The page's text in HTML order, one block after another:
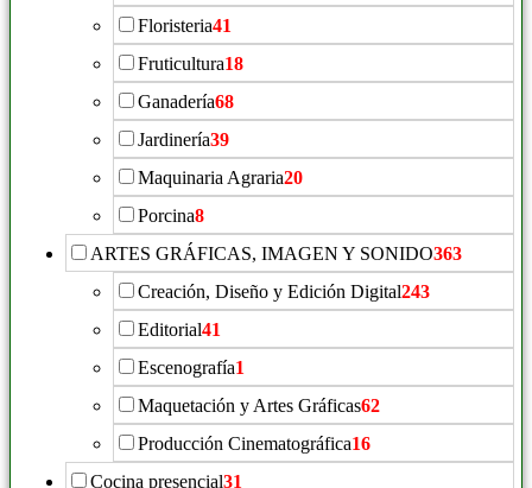
Floristeria41
Fruticultura18
Ganadería68
Jardinería39
Maquinaria Agraria20
Porcina8
ARTES GRÁFICAS, IMAGEN Y SONIDO363
Creación, Diseño y Edición Digital243
Editorial41
Escenografía1
Maquetación y Artes Gráficas62
Producción Cinematográfica16
Cocina presencial31